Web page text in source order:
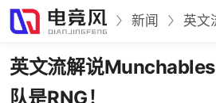
新闻
英文流解说
队是RNG！